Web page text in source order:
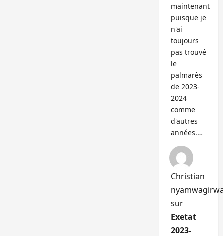
maintenant
puisque je
n'ai
toujours
pas trouvé
le
palmarès
de 2023-
2024
comme
d'autres
années.…
Christian
sur
Exetat
2023-